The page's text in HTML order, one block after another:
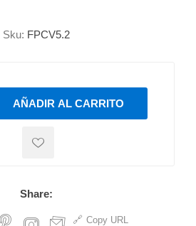
Sku: FPCV5.2
AÑADIR AL CARRITO
Share:
Copy URL